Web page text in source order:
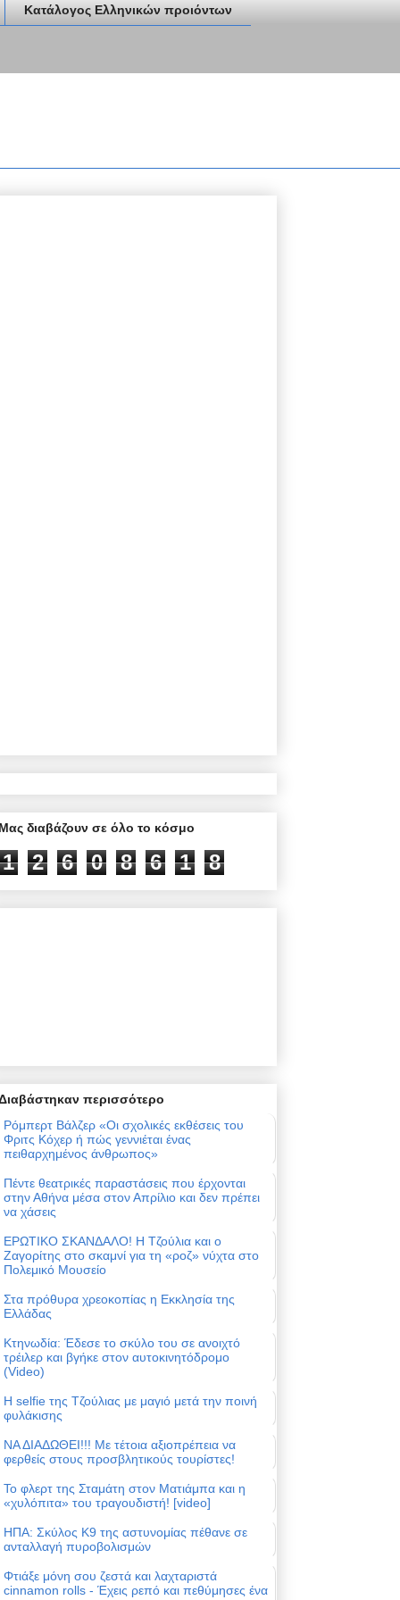
Κατάλογος Ελληνικών προιόντων
Μας διαβάζουν σε όλο το κόσμο
1 2 6 0 8 6 1 8
περισσότερο
Ρόμπερτ Βάλζερ «Οι σχολικές εκθέσεις του
Φριτς Κόχερ ή πώς γεννιέται ένας
πειθαρχημένος άνθρωπος»
Πέντε θεατρικές παραστάσεις που έρχονται
στην Αθήνα μέσα στον Απρίλιο και δεν πρέπει
να χάσεις
ΕΡΩΤΙΚΟ ΣΚΑΝΔΑΛΟ! Η Τζούλια και ο
Ζαγορίτης στο σκαμνί για τη «ροζ» νύχτα στο
Πολεμικό Μουσείο
Στα πρόθυρα χρεοκοπίας η Εκκλησία της
Ελλάδας
Κτηνωδία: Έδεσε το σκύλο του σε ανοιχτό
τρέιλερ και βγήκε στον αυτοκινητόδρομο
(Video)
Η selfie της Τζούλιας με μαγιό μετά την ποινή
φυλάκισης
ΝΑ ΔΙΑΔΩΘΕΙ!!! Με τέτοια αξιοπρέπεια να
φερθείς στους προσβλητικούς τουρίστες!
Το φλερτ της Σταμάτη στον Ματιάμπα και η
«χυλόπιτα» του τραγουδιστή! [video]
ΗΠΑ: Σκύλος Κ9 της αστυνομίας πέθανε σε
ανταλλαγή πυροβολισμών
Φτιάξε μόνη σου ζεστά και λαχταριστά
cinnamon rolls - Έχεις ρεπό και πεθύμησες ένα